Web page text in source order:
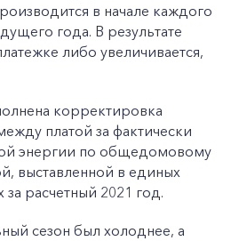
в начале каждого
года. В результате
либо увеличивается,
корректировка
платой за фактически
энергии по общедомовому
выставленной в единых
расчетный 2021 год.
сезон был холоднее, а